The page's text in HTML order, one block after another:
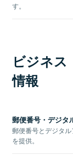
す。
ビジネ
情報
郵便番号・デジタ
郵便番号とデジタ
を提供。